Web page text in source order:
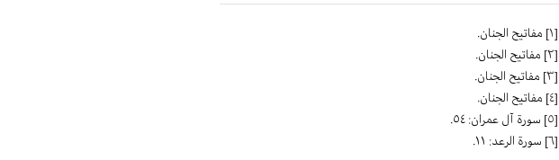
[١]
مفاتيح الجنان.
[٢]
مفاتيح الجنان.
[٣]
مفاتيح الجنان.
[٤]
مفاتيح الجنان.
[٥]
سورة آل عمران: ٥٤.
[٦]
سورة الرعد: ١١.